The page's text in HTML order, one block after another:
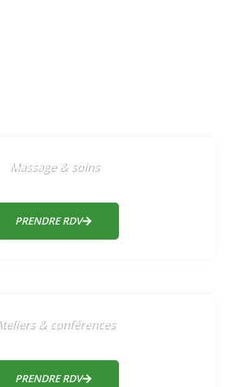
Massage & soins
PRENDRE RDV
& conférences
PRENDRE RDV